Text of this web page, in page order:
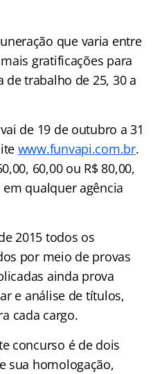
que varia entre
mais gratificações para
trabalho de 25, 30 a
de 19 de outubro a 31
www.funvapi.com.br.
60,00 ou R$ 80,00,
qualquer agência
2015 todos os
por meio de provas
ainda prova
e análise de títulos,
cada cargo.
concurso é de dois
sua homologação,